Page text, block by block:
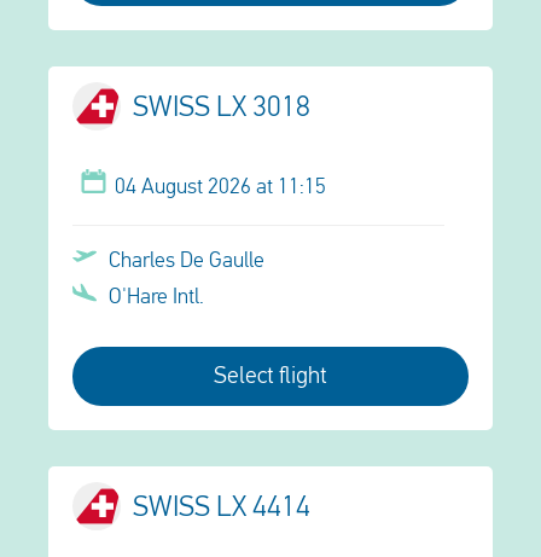
SWISS LX 3018
04 August 2026 at 11:15
Charles De Gaulle
O'Hare Intl.
Select flight
SWISS LX 4414